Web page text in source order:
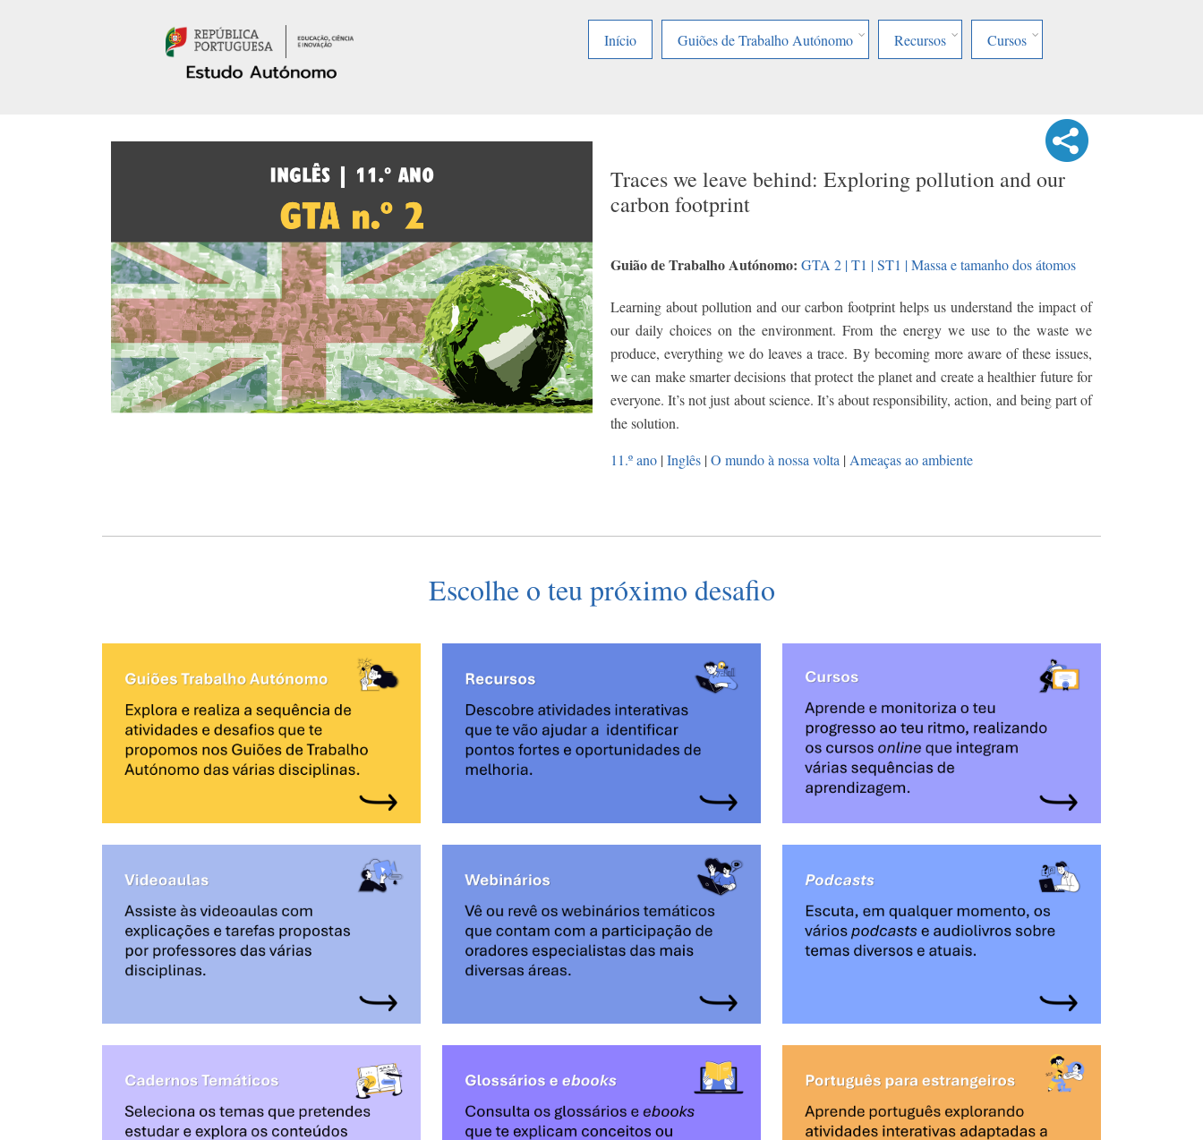
Início
Guiões de Trabalho Autónomo Recursos Cursos
Traces we leave behind: Exploring pollution and our
carbon footprint
Guião de Trabalho Autónomo: GTA 2 | T1 | ST1 | Massa e tamanho dos átomos
Learning about pollution and our carbon footprint helps us understand the impact of
our daily choices on the environment. From the energy we use to the waste we
produce, everything we do leaves a trace. By becoming more aware of these issues,
we can make smarter decisions that protect the planet and create a healthier future for
everyone. It’s not just about science. It’s about responsibility, action, and being part of
the solution.
11.º ano |Inglês |O mundo à nossa volta |Ameaças ao ambiente
Escolhe o teu próximo desafio